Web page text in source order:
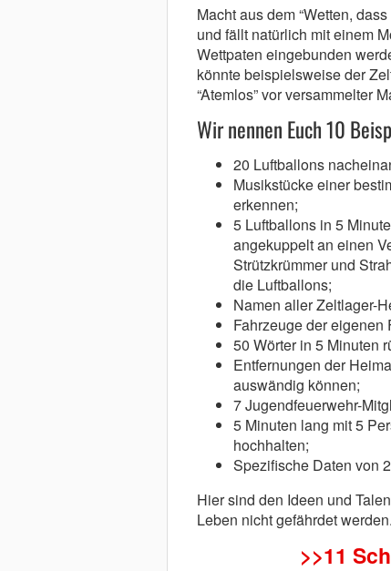
Macht aus dem “Wetten,
und fällt natürlich mit einem
Wettpaten eingebunden
könnte beispielsweise der
“Atemlos” vor versammelter
Wir nennen Euch 10
20 Luftballons
Musikstücke einer
erkennen;
5 Luftballons in 5
angekuppelt an einen
Strützkrümmer und
die Luftballons;
Namen aller Zeltlager-
Fahrzeuge der eigenen
50 Wörter in 5 Minuten
Entfernungen der
auswändig können;
7 Jugendfeuerwehr-
5 Minuten lang mit 5
hochhalten;
Spezifische Daten von
Hier sind den Ideen und
Leben nicht gefährdet werden.
>>11